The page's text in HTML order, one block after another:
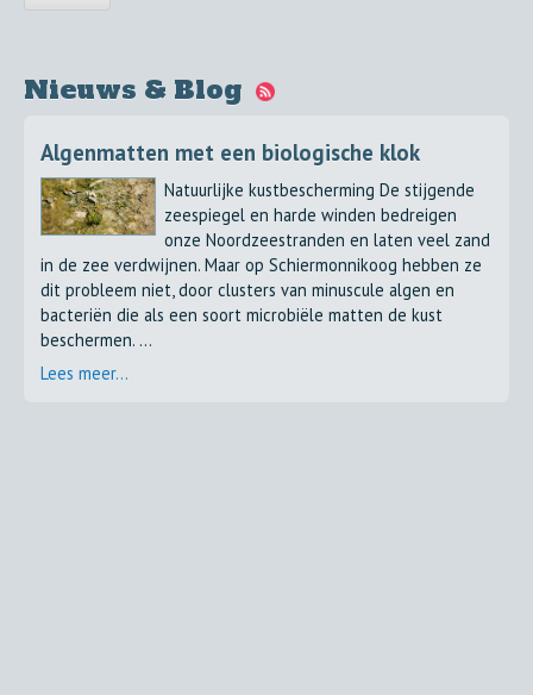
Nieuws & Blog
Algenmatten met een biologische klok
Natuurlijke kustbescherming De stijgende
zeespiegel en harde winden bedreigen
onze Noordzeestranden en laten veel zand
in de zee verdwijnen. Maar op Schiermonnikoog hebben ze
dit probleem niet, door clusters van minuscule algen en
bacteriën die als een soort microbiële matten de kust
beschermen. ...
Lees meer...